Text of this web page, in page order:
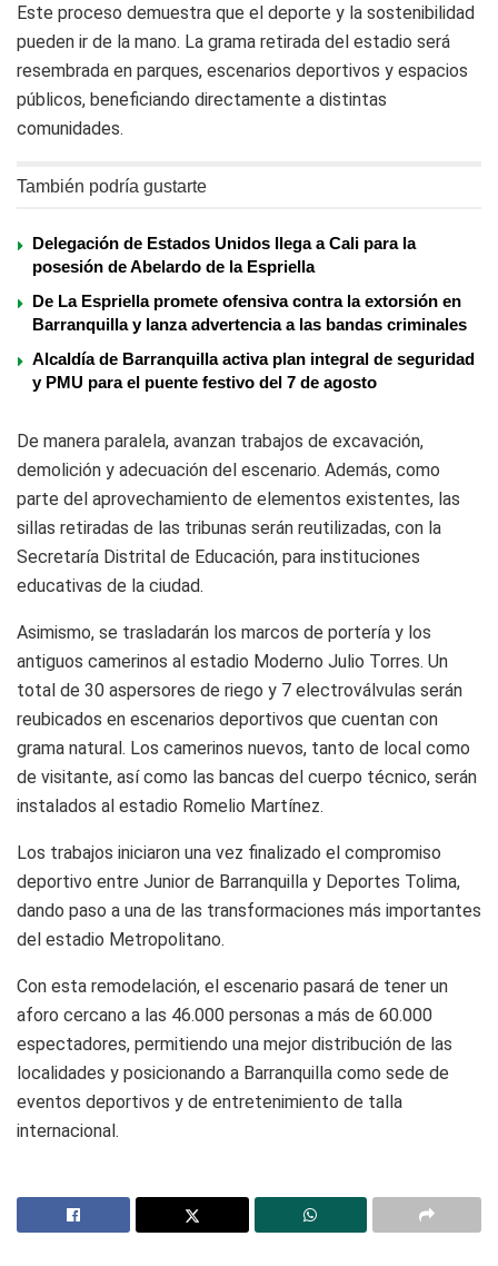
Este proceso demuestra que el deporte y la sostenibilidad
pueden ir de la mano. La grama retirada del estadio será
resembrada en parques, escenarios deportivos y espacios
públicos, beneficiando directamente a distintas
comunidades.
También podría gustarte
Delegación de Estados Unidos llega a Cali para la
posesión de Abelardo de la Espriella
De La Espriella promete ofensiva contra la extorsión en
Barranquilla y lanza advertencia a las bandas criminales
Alcaldía de Barranquilla activa plan integral de seguridad
y PMU para el puente festivo del 7 de agosto
De manera paralela, avanzan trabajos de excavación,
demolición y adecuación del escenario. Además, como
parte del aprovechamiento de elementos existentes, las
sillas retiradas de las tribunas serán reutilizadas, con la
Secretaría Distrital de Educación, para instituciones
educativas de la ciudad.
Asimismo, se trasladarán los marcos de portería y los
antiguos camerinos al estadio Moderno Julio Torres. Un
total de 30 aspersores de riego y 7 electroválvulas serán
reubicados en escenarios deportivos que cuentan con
grama natural. Los camerinos nuevos, tanto de local como
de visitante, así como las bancas del cuerpo técnico, serán
instalados al estadio Romelio Martínez.
Los trabajos iniciaron una vez finalizado el compromiso
deportivo entre Junior de Barranquilla y Deportes Tolima,
dando paso a una de las transformaciones más importantes
del estadio Metropolitano.
Con esta remodelación, el escenario pasará de tener un
aforo cercano a las 46.000 personas a más de 60.000
espectadores, permitiendo una mejor distribución de las
localidades y posicionando a Barranquilla como sede de
eventos deportivos y de entretenimiento de talla
internacional.